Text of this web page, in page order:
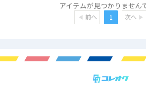
アイテムが見つかりません
前へ 1 次へ